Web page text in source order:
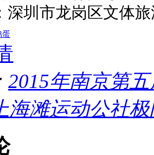
深圳市龙岗区文体
蛋
2015年南京第
海滩运动公社